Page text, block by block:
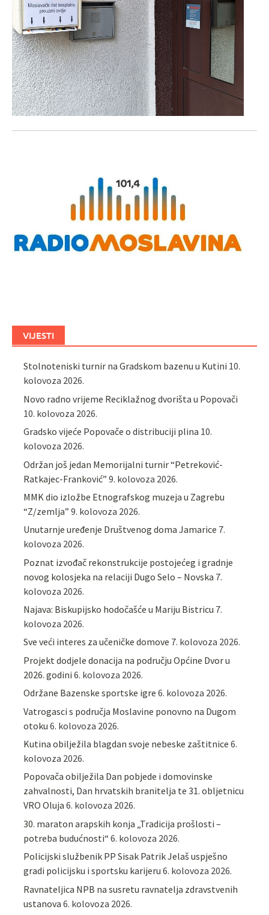
VIJESTI
Stolnoteniski turnir na Gradskom bazenu u Kutini 10.
kolovoza 2026.
Novo radno vrijeme Reciklažnog dvorišta u Popovači
10. kolovoza 2026.
Gradsko vijeće Popovače o distribuciji plina 10.
kolovoza 2026.
Održan još jedan Memorijalni turnir “Petreković-
Ratkajec-Franković” 9. kolovoza 2026.
MMK dio izložbe Etnografskog muzeja u Zagrebu
“Z/zemlja” 9. kolovoza 2026.
Unutarnje uređenje Društvenog doma Jamarice 7.
kolovoza 2026.
Poznat izvođač rekonstrukcije postojećeg i gradnje
novog kolosjeka na relaciji Dugo Selo – Novska 7.
kolovoza 2026.
Najava: Biskupijsko hodočašće u Mariju Bistricu 7.
kolovoza 2026.
Sve veći interes za učeničke domove 7. kolovoza 2026.
Projekt dodjele donacija na području Općine Dvor u
2026. godini 6. kolovoza 2026.
Održane Bazenske sportske igre 6. kolovoza 2026.
Vatrogasci s područja Moslavine ponovno na Dugom
otoku 6. kolovoza 2026.
Kutina obilježila blagdan svoje nebeske zaštitnice 6.
kolovoza 2026.
Popovača obilježila Dan pobjede i domovinske
zahvalnosti, Dan hrvatskih branitelja te 31. obljetnicu
VRO Oluja 6. kolovoza 2026.
30. maraton arapskih konja „Tradicija prošlosti –
potreba budućnosti“ 6. kolovoza 2026.
Policijski službenik PP Sisak Patrik Jelaš uspješno
gradi policijsku i sportsku karijeru 6. kolovoza 2026.
Ravnateljica NPB na susretu ravnatelja zdravstvenih
ustanova 6. kolovoza 2026.